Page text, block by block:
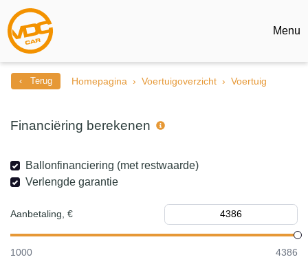
Menu
‹ Terug Homepagina Voertuigoverzicht Voertuig
Financiëring berekenen
Ballonfinanciering (met restwaarde)
Verlengde garantie
Aanbetaling, €
1000 4386